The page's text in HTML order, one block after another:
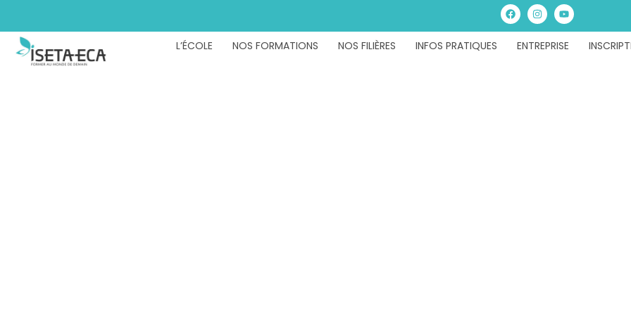
L’ÉCOLE NOS FORMATIONS NOS FILIÈRES INFOS PRATIQUES ENTREPRISE